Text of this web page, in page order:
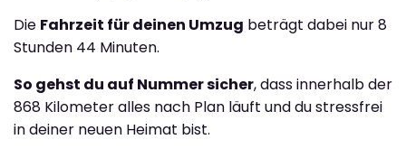
Die Fahrzeit für deinen Umzug beträgt dabei nur 8
Stunden 44 Minuten.
So gehst du auf Nummer sicher, dass innerhalb der
868 Kilometer alles nach Plan läuft und du stressfrei
in deiner neuen Heimat bist.